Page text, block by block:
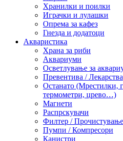
Хранилки и поилки
Играчки и лулашки
Опрема за кафез
Гнезда и додатоци
Акваристика
Храна за риби
Аквариуми
Осветлување за
Превентива / Лекарства
Останато (Мрестилки,
термометри, црево…)
Магнети
Распрскувачи
Филтер / Прочистување
Пумпи / Компресори
Канистри